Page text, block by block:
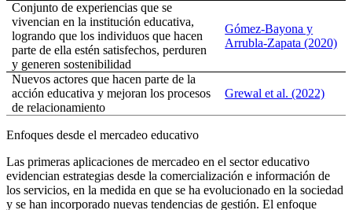
Conjunto de experiencias que se
vivencian en la institución educativa,
logrando que los individuos que hacen
parte de ella estén satisfechos, perduren
y generen sostenibilidad
Gómez-Bayona y
Arrubla-Zapata (2020)
Nuevos actores que hacen parte de la
acción educativa y mejoran los procesos
de relacionamiento
Grewal et al. (2022)
Enfoques desde el mercadeo educativo
Las primeras aplicaciones de mercadeo en el sector educativo
evidencian estrategias desde la comercialización e información de
los servicios, en la medida en que se ha evolucionado en la sociedad
y se han incorporado nuevas tendencias de gestión. El enfoque